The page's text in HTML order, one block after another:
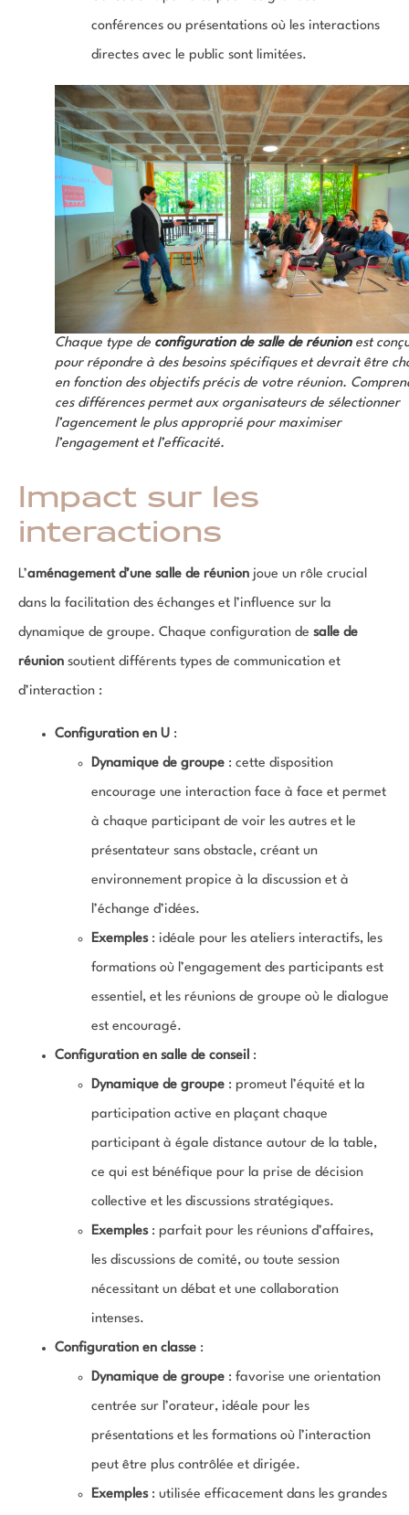
conférences ou présentations où les interactions
directes avec le public sont limitées.
Chaque type de configuration de salle de réunionest
pour répondre à des besoins spécifiques et devrait être
en fonction des objectifs précis de votre réunion.
ces différences permet aux organisateurs de sélectionner
l’agencement le plus approprié pour maximiser
l’engagement et l’efficacité.
Impact sur les
interactions
L’aménagement d’une salle de réunion joue un rôle crucial
dans la facilitation des échanges et l’influence sur la
dynamique de groupe. Chaque configuration de salle de
réunion soutient différents types de communication et
d’interaction :
Configuration en U :
Dynamique de groupe : cette disposition
encourage une interaction face à face et permet
à chaque participant de voir les autres et le
présentateur sans obstacle, créant un
environnement propice à la discussion et à
l’échange d’idées.
Exemples: idéale pour les ateliers interactifs, les
formations où l’engagement des participants est
essentiel, et les réunions de groupe où le dialogue
est encouragé.
Configuration en salle de conseil :
Dynamique de groupe : promeut l’équité et la
participation active en plaçant chaque
participant à égale distance autour de la table,
ce qui est bénéfique pour la prise de décision
collective et les discussions stratégiques.
Exemples: parfait pour les réunions d’affaires,
les discussions de comité, ou toute session
nécessitant un débat et une collaboration
intenses.
Configuration en classe :
Dynamique de groupe : favorise une orientation
centrée sur l’orateur, idéale pour les
présentations et les formations où l’interaction
peut être plus contrôlée et dirigée.
Exemples: utilisée efficacement dans les grandes